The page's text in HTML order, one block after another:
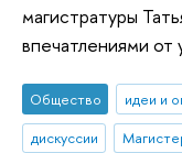
магистратуры
впечатлениями от
Общество идеи и
дискуссии